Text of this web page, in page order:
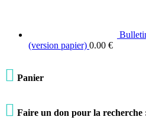
(version papier) 0.00 €
 Panier
 Faire un don pour la recherche